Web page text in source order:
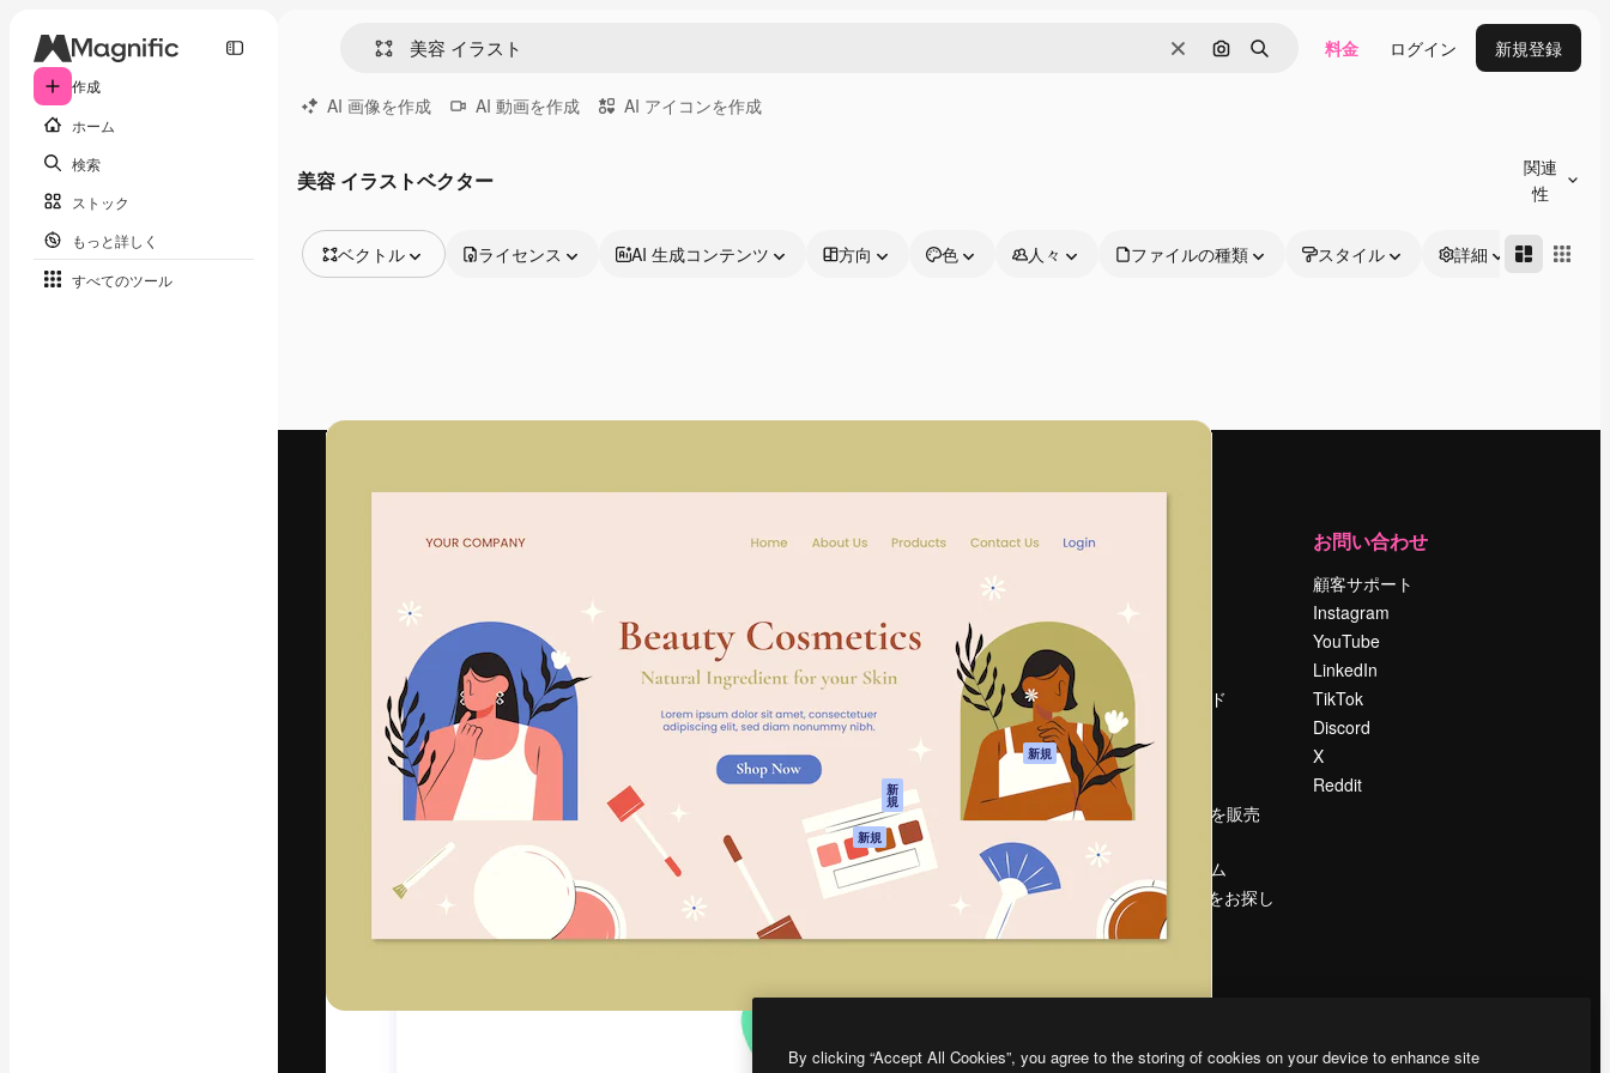
作成
ホーム
検索
ストック
もっと詳しく
すべてのツール
消去 画像で検索
検索 料金 ログイン 新規登録
AI 画像を作成 AI 動画を作成 AI アイコンを作成
美容 イラストベクター
関連
性
ベクトル
動画
動画テンプレート
ライセンス AI 生成コンテンツ 方向 色 人々 ファイルの種類 スタイル 詳細
ットフォーム。クリエイター、企業、代理
店、スタジオを含む100万人以上が利用して
います。
日本語
製品
AI 画像生成ツール
AI 動画生成ツール
ストックコンテン
ツ
Claude/ChatGPT
向けMCP
新
規
エージェント 新規
モバイルアプリ
すべてのMagnificツ
ール
はじめに
Academy
サポート
利用規約
プライバシーポリ
オリジナル 新規
クッキーポリシー
トラストセンター
アフィリエイト
法人向け
会社概要
採用情報
検索トレンド
ブログ
イベント
コンテンツを販売
プレスルーム
magnific.aiをお探し
ですか？
お問い合わせ
顧客サポート
Instagram
YouTube
LinkedIn
TikTok
Discord
X
Reddit
無断複写・転載を禁じます
By clicking “Accept All Cookies”, you agree to the storing of cookies on your device to enhance site